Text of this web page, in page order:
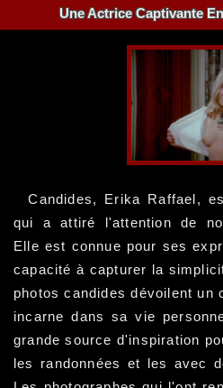
Une Actrice Captivante
Candides, Erika Raffael,
qui a attiré l'attention de
Elle est connue pour ses
capacité à capturer la
photos candides dévoilent un
incarne dans sa vie
grande source d'inspiration
les randonnées et les avec